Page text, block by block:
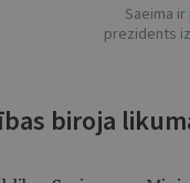
Saeima
prezidents
biroja